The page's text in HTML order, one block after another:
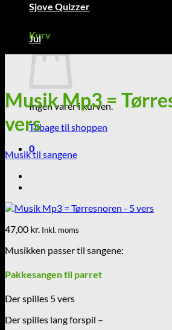
Kurv
Ingen varer i kurven.
Tilbage til shoppen
0
Sjove Quizzer
Jul
Musik Mp3 =
vers
Musik til sangene
47,00 kr. Inkl. moms
Musikken passer til sangene:
Pakkesangen til parret
Der spilles 5 vers
Der spilles lang forspil –